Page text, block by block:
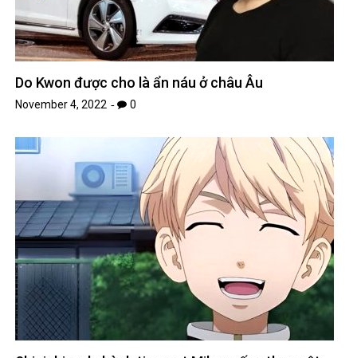
Do Kwon được cho là ẩn náu ở châu Âu
November 4, 2022 0